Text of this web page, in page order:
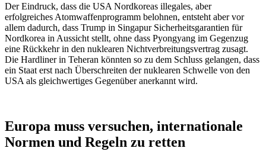
Der Eindruck, dass die USA Nordkoreas illegales, aber
erfolgreiches Atomwaffenprogramm belohnen, entsteht aber vor
allem dadurch, dass Trump in Singapur Sicherheitsgarantien für
Nordkorea in Aussicht stellt, ohne dass Pyongyang im Gegenzug
eine Rückkehr in den nuklearen Nichtverbreitungsvertrag zusagt.
Die Hardliner in Teheran könnten so zu dem Schluss gelangen, dass
ein Staat erst nach Überschreiten der nuklearen Schwelle von den
USA als gleichwertiges Gegenüber anerkannt wird.
Europa muss versuchen, internationale
Normen und Regeln zu retten